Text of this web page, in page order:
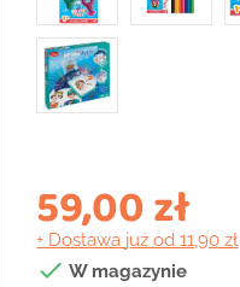
59,00 zł
+ Dostawa już od 11,90 zł
 W magazynie